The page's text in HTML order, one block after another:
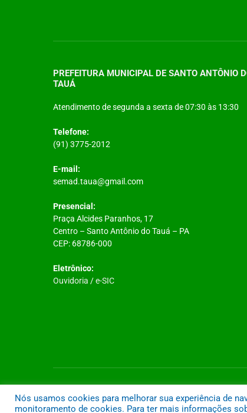
PREFEITURA MUNICIPAL DE SANTO ANTÔNIO
TAUÁ
Atendimento de segunda a sexta de 07:30 às 13:30
Telefone:
(91) 3775-2012
E-mail:
semad.taua@gmail.com
Presencial:
Praça Alcides Paranhos, 17
Centro – Santo Antônio do Tauá – PA
CEP: 68786-000
Eletrônico:
Ouvidoria /e-SIC
Nós usamos cookies para melhorar sua experiência de
monitoramento de cookies. Para ter mais informações